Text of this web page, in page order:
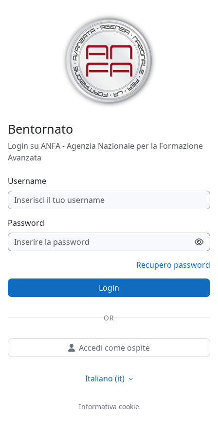
Bentornato
Login su ANFA - Agenzia Nazionale per la Formazione
Avanzata
Username
Password
Recupero password
Login
OR
Accedi come ospite
Italiano ‎(it)‎
Informativa cookie